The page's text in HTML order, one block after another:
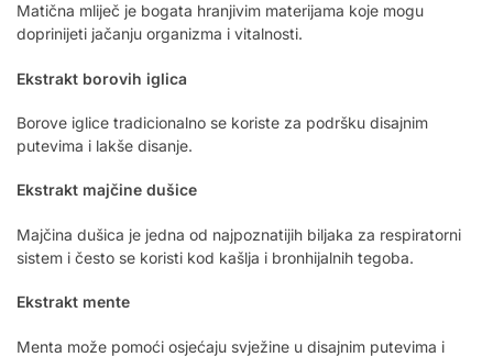
Matična mliječ je bogata hranjivim materijama koje mogu
doprinijeti jačanju organizma i vitalnosti.
Ekstrakt borovih iglica
Borove iglice tradicionalno se koriste za podršku disajnim
putevima i lakše disanje.
Ekstrakt majčine dušice
Majčina dušica je jedna od najpoznatijih biljaka za respiratorni
sistem i često se koristi kod kašlja i bronhijalnih tegoba.
Ekstrakt mente
Menta može pomoći osjećaju svježine u disajnim putevima i